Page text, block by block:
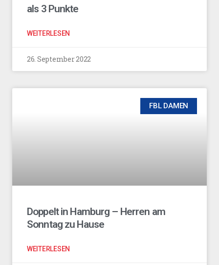
als 3 Punkte
WEITERLESEN
26. September 2022
FBL DAMEN
Doppelt in Hamburg – Herren am
Sonntag zu Hause
WEITERLESEN